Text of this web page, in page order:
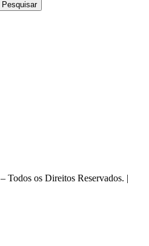
– Todos os Direitos Reservados. |